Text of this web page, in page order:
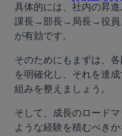
具体的には、社内の昇
課長→部長→局長→役員
が有効です。
そのためにもまずは、
を明確化し、それを達
組みを整えましょう。
そして、成長のロード
ような経験を積むべき